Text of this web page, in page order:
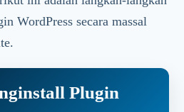
WordPress secara massal
Plugin